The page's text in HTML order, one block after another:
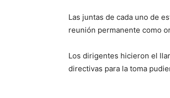
Las juntas de cada uno de
reunión permanente como
Los dirigentes hicieron el
directivas para la toma